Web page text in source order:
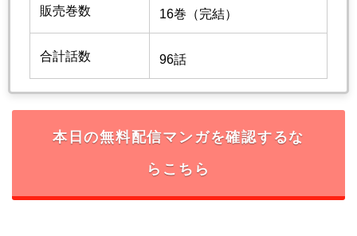
販売巻数 16巻（完結）
合計話数 96話
本日の無料配信マンガを確認するな
らこちら